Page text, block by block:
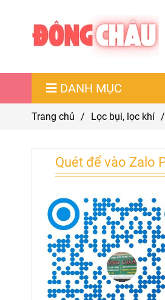
DANH MỤC
Trang chủ / Lọc bụi, lọc khí /
Quét để vào Zalo